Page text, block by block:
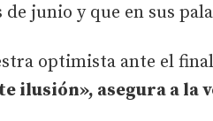
junio y que en sus
optimista ante el
ilusión», asegura a la